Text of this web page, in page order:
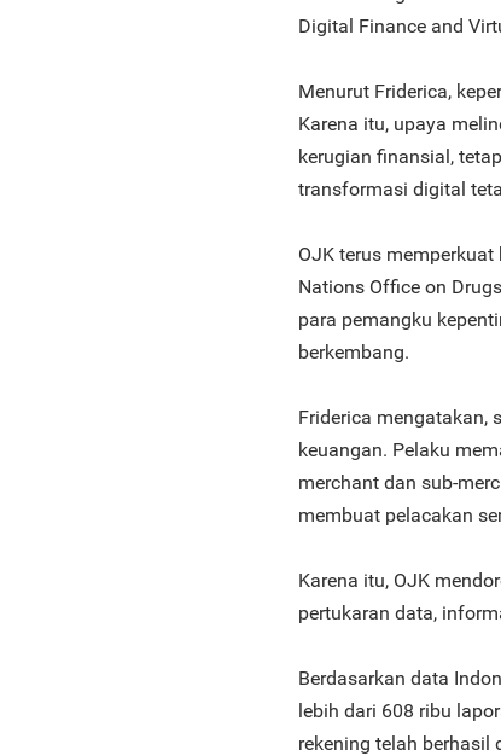
Digital Finance and
Menurut Friderica,
Karena itu, upaya
kerugian finansial,
transformasi digital
OJK terus
Nations Office on
para pemangku
berkembang.
Friderica mengatakan,
keuangan. Pelaku
merchant dan sub-
membuat pelacakan
Karena itu, OJK
pertukaran data,
Berdasarkan data
lebih dari 608 ribu
rekening telah berhasil